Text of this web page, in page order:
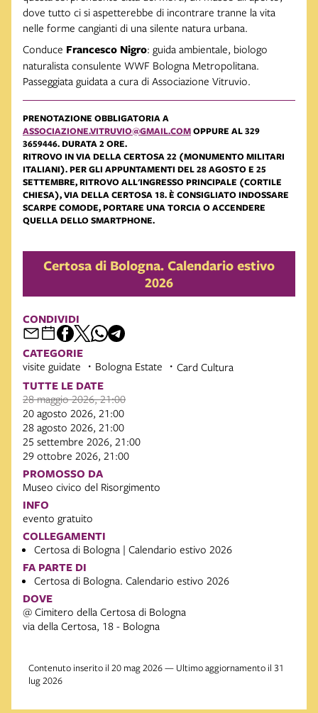
dove tutto ci si aspetterebbe di incontrare tranne la vita
nelle forme cangianti di una silente natura urbana.
Conduce Francesco Nigro: guida ambientale, biologo
naturalista consulente WWF Bologna Metropolitana.
Passeggiata guidata a cura di Associazione Vitruvio.
PRENOTAZIONE OBBLIGATORIA A
ASSOCIAZIONE.VITRUVIO@GMAIL.COMOPPURE AL 329
3659446. DURATA 2 ORE.
RITROVO IN VIA DELLA CERTOSA 22 (MONUMENTO MILITARI
ITALIANI). PER GLI APPUNTAMENTI DEL 28 AGOSTO E 25
SETTEMBRE, RITROVO ALL'INGRESSO PRINCIPALE (CORTILE
CHIESA), VIA DELLA CERTOSA 18. È CONSIGLIATO INDOSSARE
SCARPE COMODE, PORTARE UNA TORCIA O ACCENDERE
QUELLA DELLO SMARTPHONE.
Certosa di Bologna. Calendario estivo
2026
CONDIVIDI
CATEGORIE
visite guidate Bologna Estate Card Cultura
TUTTE LE DATE
28 maggio 2026, 21:00
20 agosto 2026, 21:00
28 agosto 2026, 21:00
25 settembre 2026, 21:00
29 ottobre 2026, 21:00
PROMOSSO DA
Museo civico del Risorgimento
INFO
evento gratuito
COLLEGAMENTI
Certosa di Bologna | Calendario estivo 2026
FA PARTE DI
Certosa di Bologna. Calendario estivo 2026
DOVE
@ Cimitero della Certosa di Bologna
via della Certosa, 18 - Bologna
Contenuto inserito il 20 mag 2026 — Ultimo aggiornamento il 31
lug 2026